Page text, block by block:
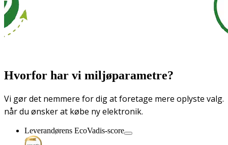
Hvorfor har vi miljøparametre?
Vi gør det nemmere for dig at foretage mere oplyste valg.
når du ønsker at købe ny elektronik.
Leverandørens EcoVadis-score